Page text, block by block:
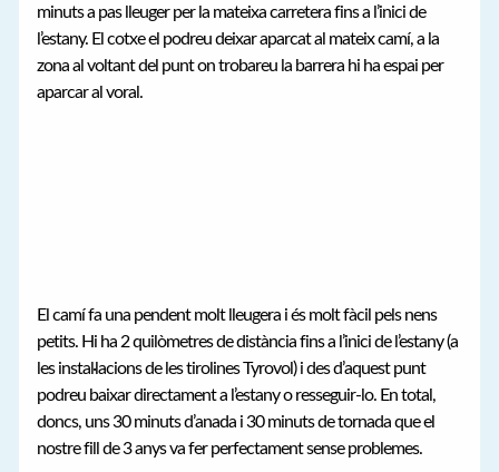
minuts a pas lleuger per la mateixa carretera fins a l’inici de
l’estany. El cotxe el podreu deixar aparcat al mateix camí, a la
zona al voltant del punt on trobareu la barrera hi ha espai per
aparcar al voral.
El camí fa una pendent molt lleugera i és molt fàcil pels nens
petits. Hi ha 2 quilòmetres de distància fins a l’inici de l’estany (a
les instal·lacions de les tirolines Tyrovol) i des d’aquest punt
podreu baixar directament a l’estany o resseguir-lo. En total,
doncs, uns 30 minuts d’anada i 30 minuts de tornada que el
nostre fill de 3 anys va fer perfectament sense problemes.